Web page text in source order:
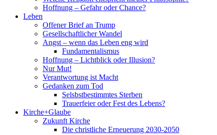
Hoffnung – Gefahr oder Chance?
Leben
Offener Brief an Trump
Gesellschaftlicher Wandel
Angst – wenn das Leben eng wird
Fundamentalismus
Hoffnung – Lichtblick oder Illusion?
Nur Mut!
Verantwortung ist Macht
Gedanken zum Tod
Selsbstbestimmtes Sterben
Trauerfeier oder Fest des Lebens?
Kirche+Glaube
Zukunft Kirche
Die christliche Erneuerung 2030-2050